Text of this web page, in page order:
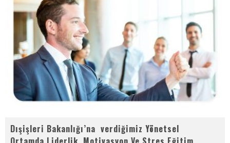
Dışişleri Bakanlığı’na verdiğimiz Yönetsel